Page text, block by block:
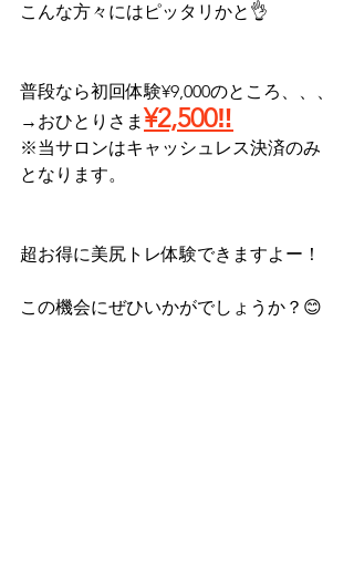
こんな方々にはピッタリかと👌
普段なら初回体験¥9,000のところ、、、
→おひとりさま ¥2,500‼️
※当サロンはキャッシュレス決済のみ
となります。
超お得に美尻トレ体験できますよー！
この機会にぜひいかがでしょうか？😊